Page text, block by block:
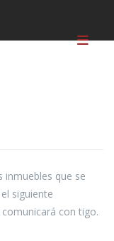
que se
siguiente
con tigo.